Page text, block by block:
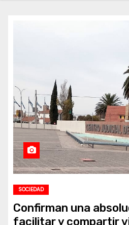
SOCIEDAD
Confirman una
facilitar y compartir